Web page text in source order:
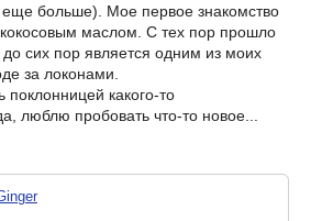
еще больше). Мое первое знакомство
маслом. С тех пор прошло
до сих пор является одним из моих
за локонами.
поклонницей какого-то
люблю пробовать что-то новое...